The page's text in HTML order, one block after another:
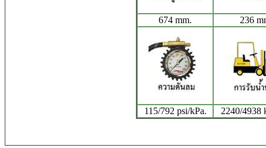
674 mm. 236
115/792 psi/kPa. 2240/4938